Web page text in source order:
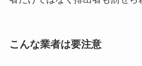
こんな業者は要注意